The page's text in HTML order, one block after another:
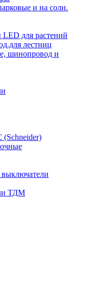
и на солн.
для растений
лестниц
шинопровод и
выключатели
ТДМ